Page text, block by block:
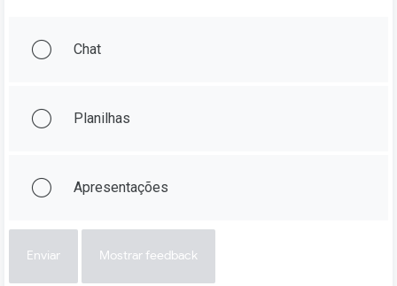
Chat
Planilhas
Apresentações
Enviar Mostrar feedback